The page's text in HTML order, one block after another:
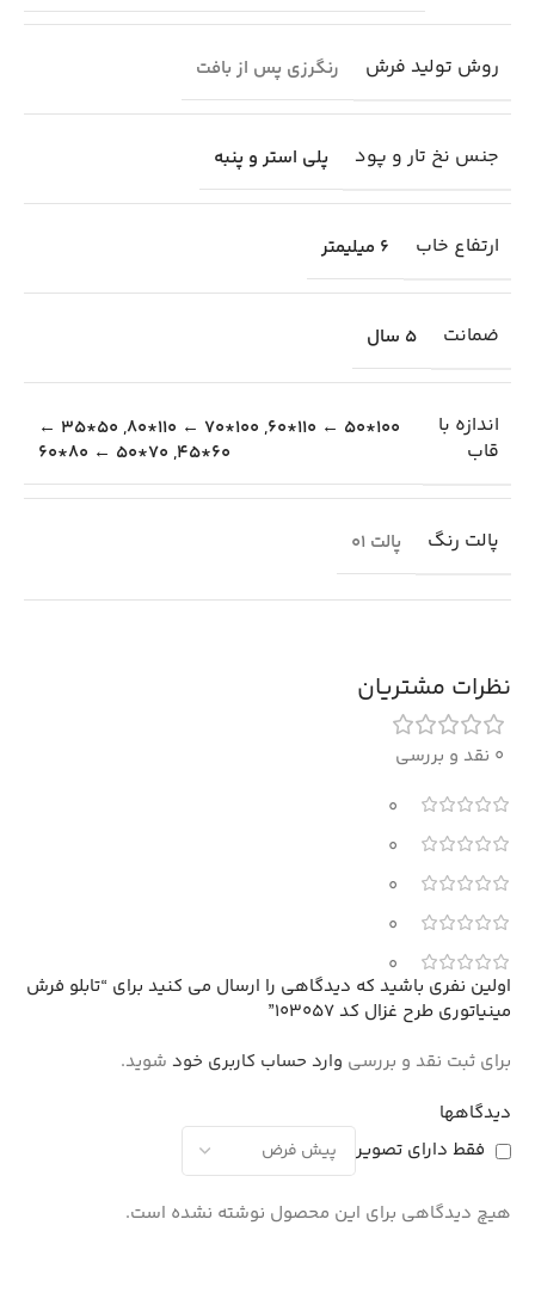
روش تولید فرش رنگرزی پس از بافت
جنس نخ تار و پود پلی استر و پنبه
ارتفاع خاب 6 میلیمتر
ضمانت 5 سال
اندازه با
قاب
100*50 ← 110*60
,
100*70 ← 110*80
,
50*35 ←
60*45
,
70*50 ← 80*60
پالت رنگ پالت 01
نظرات مشتریان
0 نقد و بررسی
0
0
0
0
0
دیدگاهها
فقط دارای تصویر
هیچ دیدگاهی برای این محصول نوشته نشده است.
اولین نفری باشید که دیدگاهی را ارسال می کنید برای “تابلو فرش
مینیاتوری طرح غزال کد 103057”
برای ثبت نقد و بررسی وارد حساب کاربری خود شوید.